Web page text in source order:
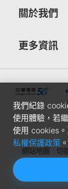
關於我們
更多資訊
網站地圖 切
中華電信股份
我們紀錄
使用體驗，若
使用 cookies
私權保護政策。